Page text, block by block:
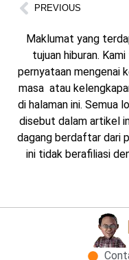
PREVIOUS
Maklumat yang
tujuan hiburan.
pernyataan mengenai
masa atau
di halaman ini. Semua
disebut dalam artikel
dagang berdaftar dari
ini tidak berafiliasi